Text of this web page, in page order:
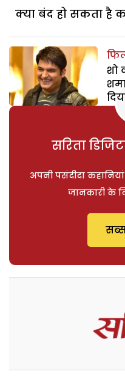
क्या बंद हो सकता है
शो
सरिता
अपनी पसंदीदा
जानकारी के